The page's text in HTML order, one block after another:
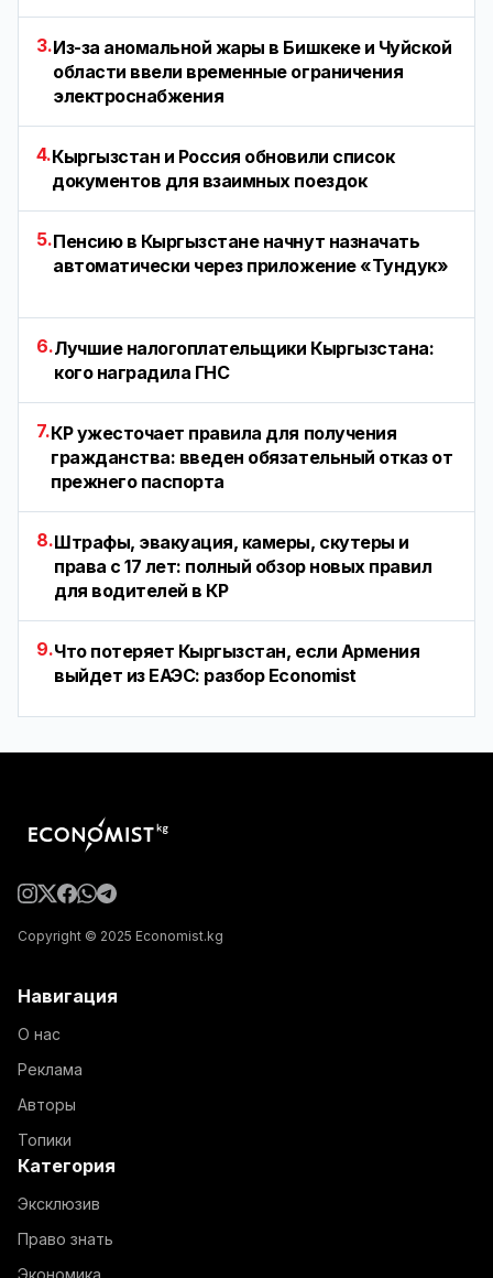
3.Из-за аномальной жары в Бишкеке и Чуйской
области ввели временные ограничения
электроснабжения
4.Кыргызстан и Россия обновили список
документов для взаимных поездок
5.Пенсию в Кыргызстане начнут назначать
автоматически через приложение «Тундук»
6.Лучшие налогоплательщики Кыргызстана:
кого наградила ГНС
7.КР ужесточает правила для получения
гражданства: введен обязательный отказ от
прежнего паспорта
8.Штрафы, эвакуация, камеры, скутеры и
права с 17 лет: полный обзор новых правил
для водителей в КР
9.Что потеряет Кыргызстан, если Армения
выйдет из ЕАЭС: разбор Economist
Copyright © 2025 Economist.kg
Навигация
О нас
Реклама
Авторы
Топики
Категория
Эксклюзив
Право знать